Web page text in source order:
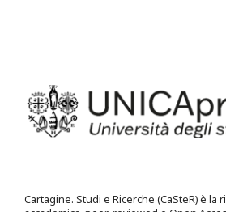
Cartagine. Studi e Ricerche (CaSteR) è la